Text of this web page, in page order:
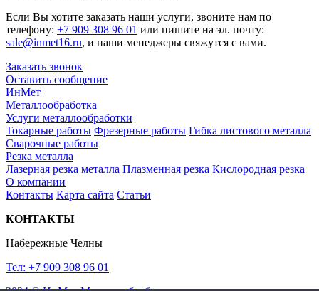
Если Вы хотите заказать наши услуги, звоните нам по
телефону: +7 909 308 96 01 или пишите на эл. почту:
sale@inmet16.ru, и наши менеджеры свяжутся с вами.
Заказать звонок
Оставить сообщение
ИнМет
Металлообработка
Услуги металлообработки
Токарные работы Фрезерные работы Гибка листового металла
Сварочные работы
Резка металла
Лазерная резка металла Плазменная резка Кислородная резка
О компании
Контакты Карта сайта Статьи
КОНТАКТЫ
Набережные Челны
Тел: +7 909 308 96 01